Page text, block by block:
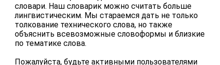
словари. Наш словарик можно считать больше
лингвистическим. Мы стараемся дать не только
толкование технического слова, но также
объяснить всевозможные словоформы и близкие
по тематике слова.
Пожалуйста, будьте активными пользователями